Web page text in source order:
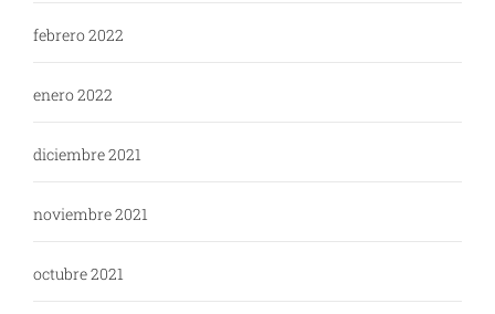
febrero 2022
enero 2022
diciembre 2021
noviembre 2021
octubre 2021